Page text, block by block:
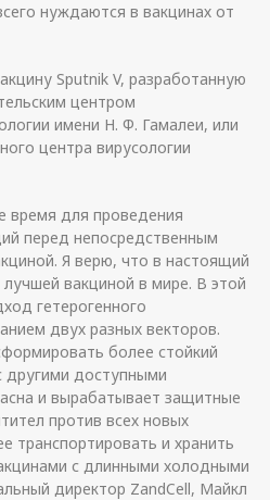
нуждаются в вакцинах от
Sputnik V, разработанную
центром
имени Н. Ф. Гамалеи, или
центра вирусологии
время для проведения
перед непосредственным
Я верю, что в настоящий
вакциной в мире. В этой
гетерогенного
двух разных векторов.
более стойкий
другими доступными
и вырабатывает защитные
против всех новых
транспортировать и хранить
с длинными холодными
директор ZandCell, Майкл